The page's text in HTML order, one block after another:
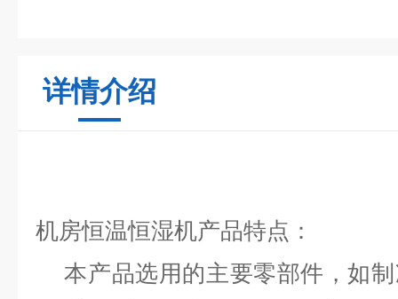
详情介绍
机房恒温恒湿机产品特点：
本产品选用的主要零部件，如